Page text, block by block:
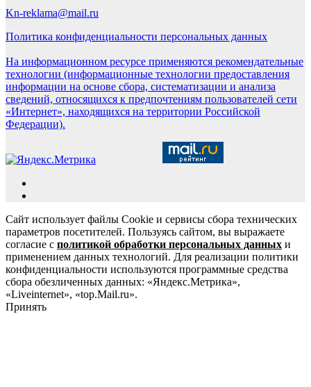
Kn-reklama@mail.ru
Политика конфиденциальности персональных данных
На информационном ресурсе применяются рекомендательные
технологии (информационные технологии предоставления
информации на основе сбора, систематизации и анализа
сведений, относящихся к предпочтениям пользователей сети
«Интернет», находящихся на территории Российской
Федерации).
Сайт использует файлы Cookie и сервисы сбора технических
параметров посетителей. Пользуясь сайтом, вы выражаете
согласие с политикой обработки персональных данных и
применением данных технологий. Для реализации политики
конфиденциальности используются программные средства
сбора обезличенных данных: «Яндекс.Метрика»,
«Liveinternet», «top.Mail.ru».
Принять